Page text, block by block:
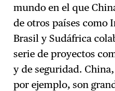
mundo en el que
de otros países como
Brasil y Sudáfrica
serie de proyectos
y de seguridad.
por ejemplo, son